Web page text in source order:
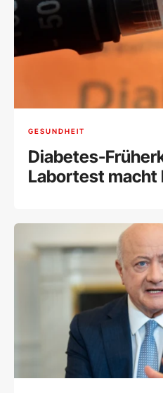
GESUNDHEIT
Diabetes-
Labortest macht